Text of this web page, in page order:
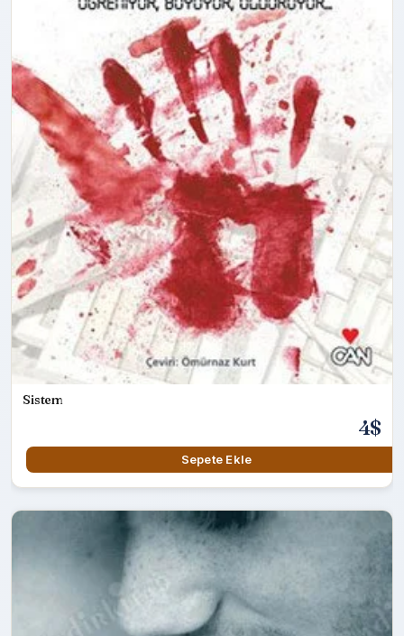
Sistem
4$
Sepete Ekle